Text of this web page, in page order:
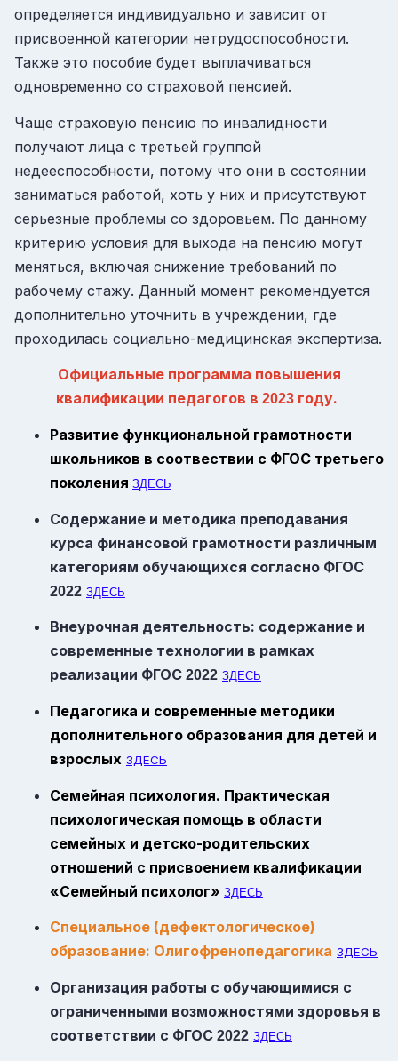
определяется индивидуально и зависит от
присвоенной категории нетрудоспособности.
Также это пособие будет выплачиваться
одновременно со страховой пенсией.
Чаще страховую пенсию по инвалидности
получают лица с третьей группой
недееспособности, потому что они в состоянии
заниматься работой, хоть у них и присутствуют
серьезные проблемы со здоровьем. По данному
критерию условия для выхода на пенсию могут
меняться, включая снижение требований по
рабочему стажу. Данный момент рекомендуется
дополнительно уточнить в учреждении, где
проходилась социально-медицинская экспертиза.
Официальные программа повышения
квалификации педагогов в 2023 году.
Развитие функциональной грамотности
школьников в соотвествии с ФГОС третьего
поколения ЗДЕСЬ
Содержание и методика преподавания
курса финансовой грамотности различным
категориям обучающихся согласно ФГОС
2022 ЗДЕСЬ
Внеурочная деятельность: содержание и
современные технологии в рамках
реализации ФГОС 2022 ЗДЕСЬ
Педагогика и современные методики
дополнительного образования для детей и
взрослых ЗДЕСЬ
Семейная психология. Практическая
психологическая помощь в области
семейных и детско-родительских
отношений с присвоением квалификации
«Семейный психолог» ЗДЕСЬ
Специальное (дефектологическое)
образование: Олигофренопедагогика ЗДЕСЬ
Организация работы с обучающимися с
ограниченными возможностями здоровья в
соответствии с ФГОС 2022 ЗДЕСЬ